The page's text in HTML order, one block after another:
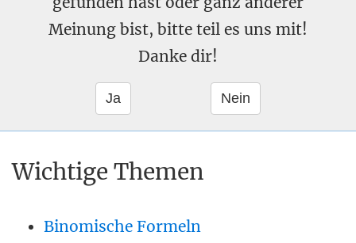
Meinung bist, bitte teil es uns mit!
Danke dir!
Wichtige Themen
Binomische Formeln